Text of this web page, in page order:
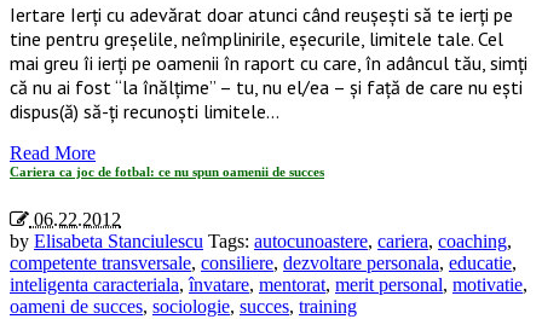
Iertare Ierţi cu adevărat doar atunci când reuşeşti să te ierţi pe
tine pentru greşelile, neîmplinirile, eşecurile, limitele tale. Cel
mai greu îi ierţi pe oamenii în raport cu care, în adâncul tău, simţi
că nu ai fost “la înălţime” – tu, nu el/ea – şi faţă de care nu eşti
dispus(ă) să-ţi recunoşti limitele…
Read More
Cariera ca joc de fotbal: ce nu spun oamenii de succes
06.22.2012
by Elisabeta Stanciulescu Tags: autocunoastere, cariera, coaching,
competente transversale, consiliere, dezvoltare personala, educatie,
inteligenta caracteriala,învatare, mentorat, merit personal, motivatie,
oameni de succes, sociologie, succes, training